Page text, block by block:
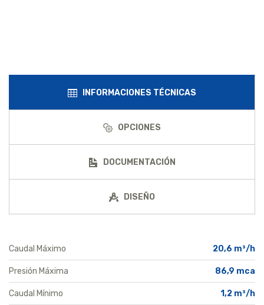
INFORMACIONES TÉCNICAS
OPCIONES
DOCUMENTACIÓN
DISEÑO
Caudal Máximo 20,6 m³/h
Presión Máxima 86,9 mca
Caudal Mínimo 1,2 m³/h